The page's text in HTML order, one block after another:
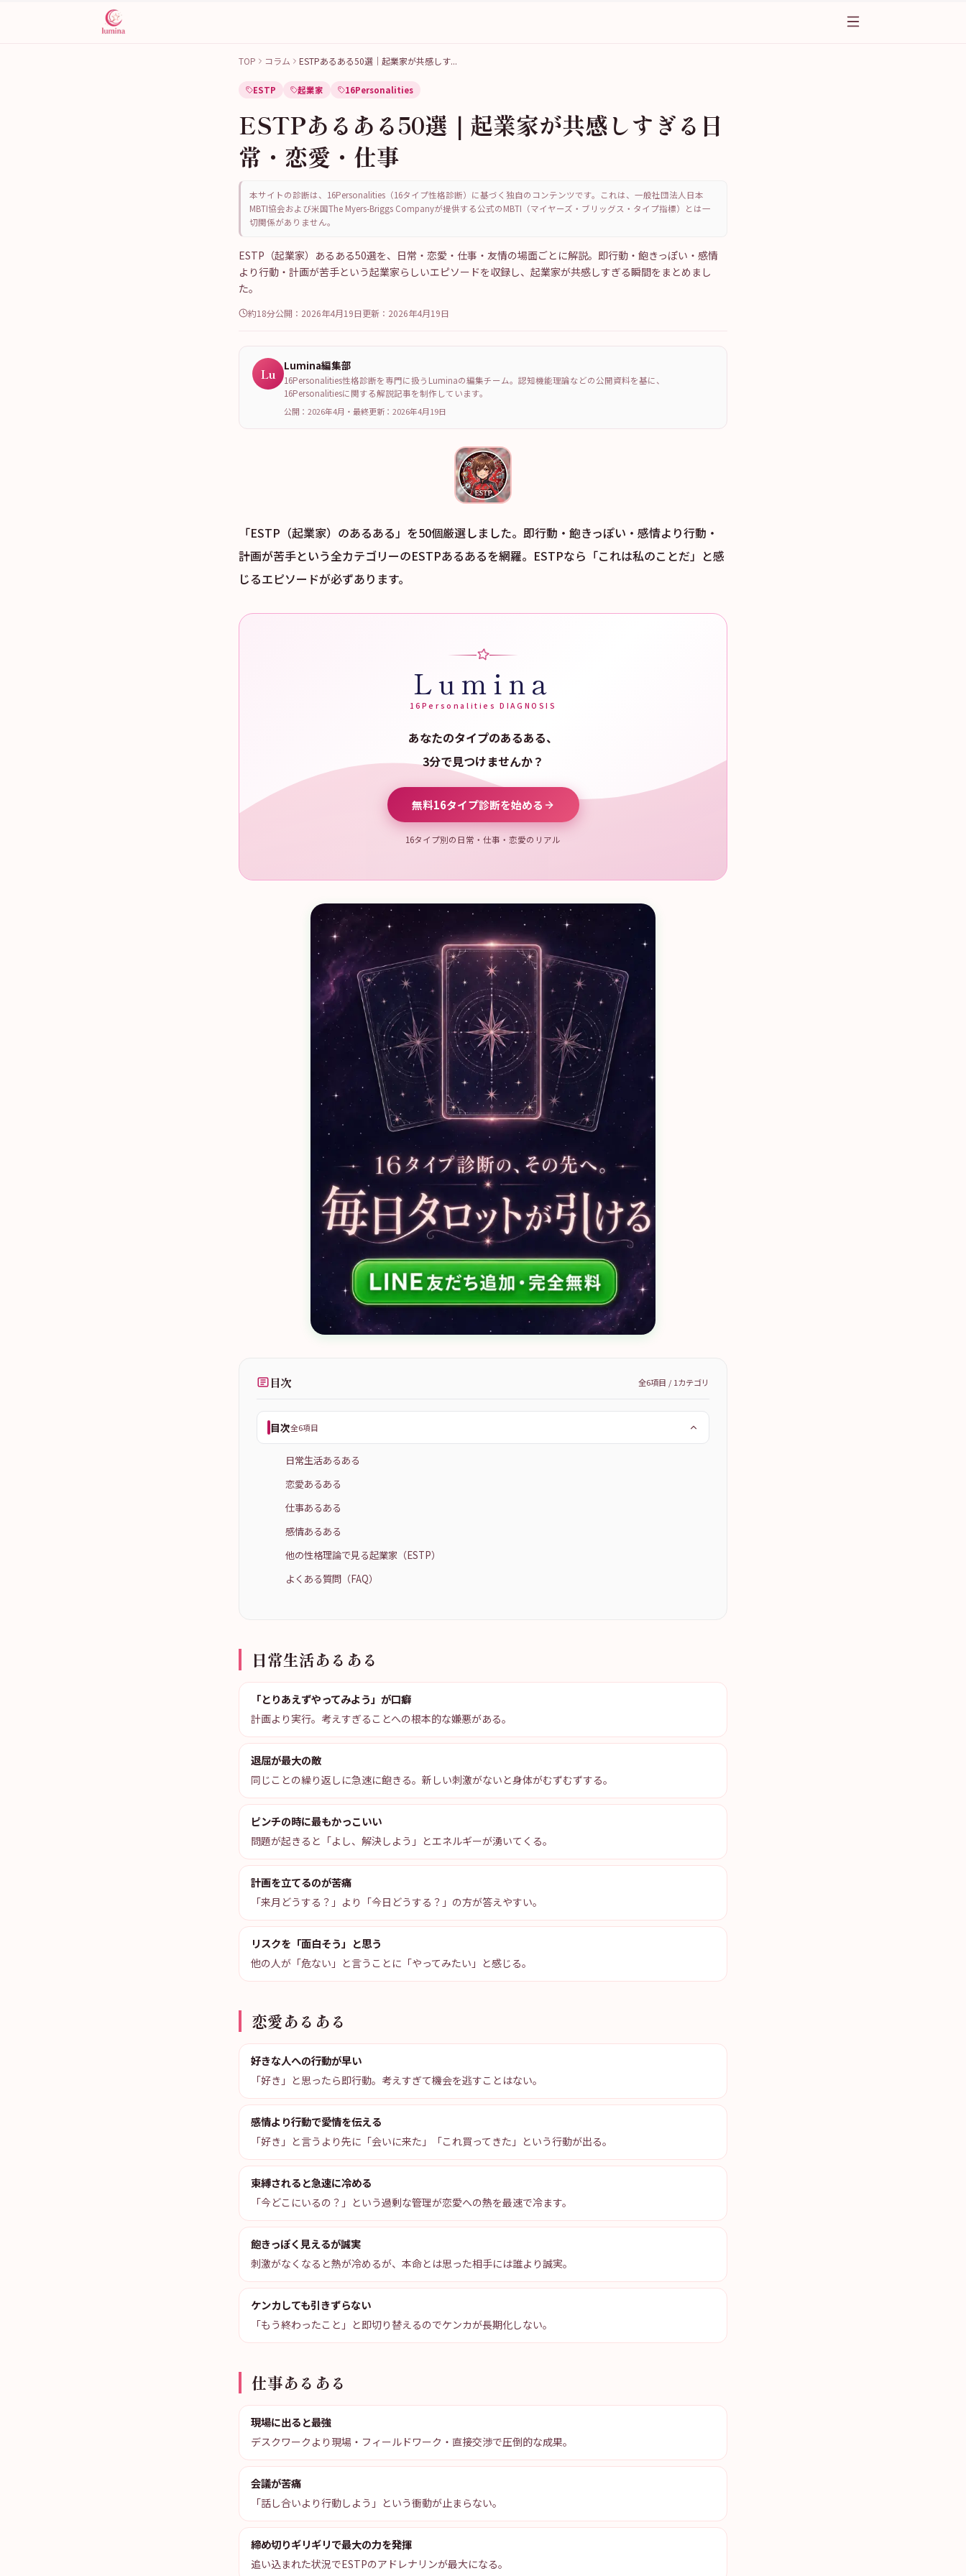
TOP コラム ESTPあるある50選｜起業家が共感しす...
ESTP 起業家 16Personalities
ESTPあるある50選｜起業家が共感しすぎる日
常・恋愛・仕事
本サイトの診断は、16Personalities（16タイプ性格診断）に基づく独自のコンテンツです。これは、一般社団法人日本
MBTI協会および米国The Myers-Briggs Companyが提供する公式のMBTI（マイヤーズ・ブリッグス・タイプ指標）とは一
切関係がありません。
ESTP（起業家）あるある50選を、日常・恋愛・仕事・友情の場面ごとに解説。即行動・飽きっぽい・感情
より行動・計画が苦手という起業家らしいエピソードを収録し、起業家が共感しすぎる瞬間をまとめまし
た。
約18分公開： 2026年4月19日更新： 2026年4月19日
Lu Lumina編集部
16Personalities性格診断を専門に扱うLuminaの編集チーム。認知機能理論などの公開資料を基に、
16Personalitiesに関する解説記事を制作しています。
公開：2026年4月 ・ 最終更新： 2026年4月19日
「ESTP（起業家）のあるある」を50個厳選しました。即行動・飽きっぽい・感情より行動・
計画が苦手という全カテゴリーのESTPあるあるを網羅。ESTPなら「これは私のことだ」と感
じるエピソードが必ずあります。
Lumina
16Personalities DIAGNOSIS
あなたのタイプのあるある、
3分で見つけませんか？
無料16タイプ診断を始める
16タイプ別の日常・仕事・恋愛のリアル
目次 全6項目 / 1カテゴリ
目次全6項目
日常生活あるある
恋愛あるある
仕事あるある
感情あるある
他の性格理論で見る起業家（ESTP）
よくある質問（FAQ）
日常生活あるある
「とりあえずやってみよう」が口癖
計画より実行。考えすぎることへの根本的な嫌悪がある。
退屈が最大の敵
同じことの繰り返しに急速に飽きる。新しい刺激がないと身体がむずむずする。
ピンチの時に最もかっこいい
問題が起きると「よし、解決しよう」とエネルギーが湧いてくる。
計画を立てるのが苦痛
「来月どうする？」より「今日どうする？」の方が答えやすい。
リスクを「面白そう」と思う
他の人が「危ない」と言うことに「やってみたい」と感じる。
恋愛あるある
好きな人への行動が早い
「好き」と思ったら即行動。考えすぎて機会を逃すことはない。
感情より行動で愛情を伝える
「好き」と言うより先に「会いに来た」「これ買ってきた」という行動が出る。
束縛されると急速に冷める
「今どこにいるの？」という過剰な管理が恋愛への熱を最速で冷ます。
飽きっぽく見えるが誠実
刺激がなくなると熱が冷めるが、本命とは思った相手には誰より誠実。
ケンカしても引きずらない
「もう終わったこと」と即切り替えるのでケンカが長期化しない。
仕事あるある
現場に出ると最強
デスクワークより現場・フィールドワーク・直接交渉で圧倒的な成果。
会議が苦痛
「話し合いより行動しよう」という衝動が止まらない。
締め切りギリギリで最大の力を発揮
追い込まれた状況でESTPのアドレナリンが最大になる。